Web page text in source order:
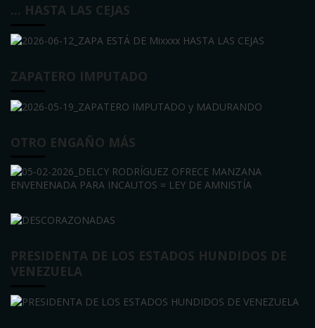
… HASTA LAS CEJAS
ZAPATERO IMPUTADO
OTRO ENGAÑO MÁS
PRESIDENTA DE LOS ESTADOS HUNDIDOS DE
VENEZUELA